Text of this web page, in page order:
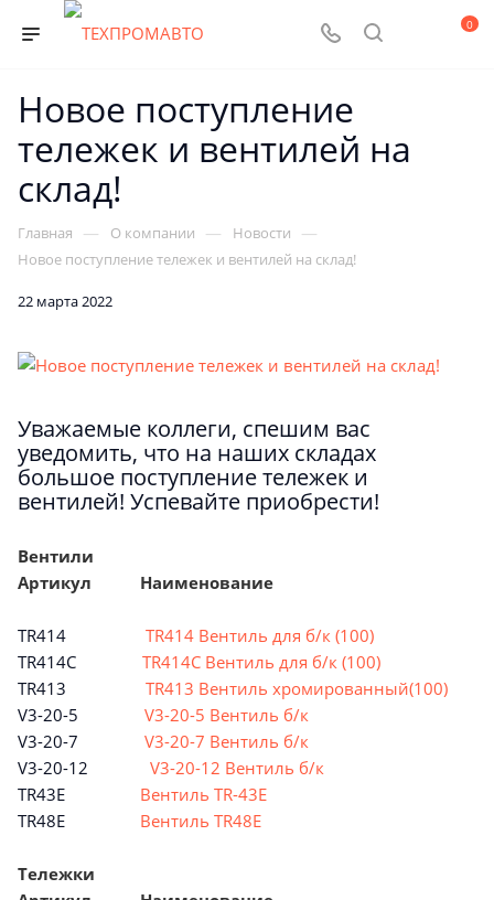
0
Новое поступление
тележек и вентилей на
склад!
Главная — О компании — Новости —
Новое поступление тележек и вентилей на склад!
22 марта 2022
Уважаемые коллеги, спешим вас
уведомить, что на наших складах
большое поступление тележек и
вентилей! Успевайте приобрести!
Вентили
Артикул Наименование
TR414 TR414 Вентиль для б/к (100)
TR414C TR414C Вентиль для б/к (100)
TR413 TR413 Вентиль хромированный(100)
V3-20-5 V3-20-5 Вентиль б/к
V3-20-7 V3-20-7 Вентиль б/к
V3-20-12 V3-20-12 Вентиль б/к
TR43E Вентиль TR-43Е
TR48E Вентиль TR48E
Тележки